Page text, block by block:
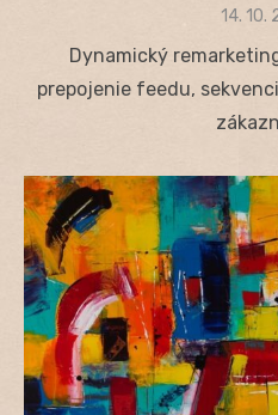
Posted
14. 10.
Dynamický
prepojenie feedu,